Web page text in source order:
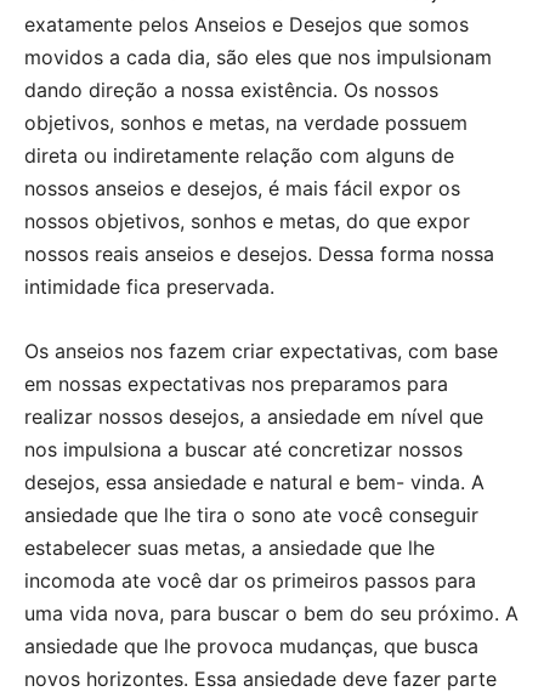
exatamente pelos Anseios e Desejos que somos
movidos a cada dia, são eles que nos impulsionam
dando direção a nossa existência. Os nossos
objetivos, sonhos e metas, na verdade possuem
direta ou indiretamente relação com alguns de
nossos anseios e desejos, é mais fácil expor os
nossos objetivos, sonhos e metas, do que expor
nossos reais anseios e desejos. Dessa forma nossa
intimidade fica preservada.
Os anseios nos fazem criar expectativas, com base
em nossas expectativas nos preparamos para
realizar nossos desejos, a ansiedade em nível que
nos impulsiona a buscar até concretizar nossos
desejos, essa ansiedade e natural e bem- vinda. A
ansiedade que lhe tira o sono ate você conseguir
estabelecer suas metas, a ansiedade que lhe
incomoda ate você dar os primeiros passos para
uma vida nova, para buscar o bem do seu próximo. A
ansiedade que lhe provoca mudanças, que busca
novos horizontes. Essa ansiedade deve fazer parte